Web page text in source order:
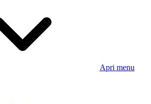
Apri menu